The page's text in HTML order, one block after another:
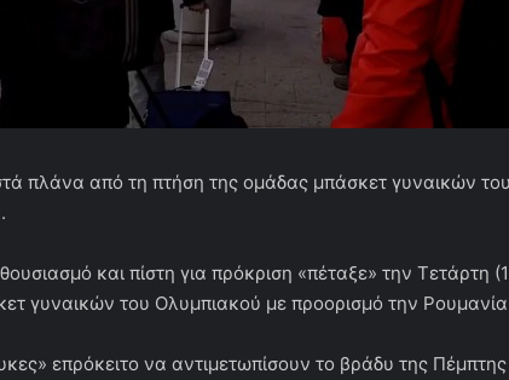
πλάνα από τη πτήση της ομάδας μπάσκετ γυναικών
και πίστη για πρόκριση «πέταξε» την Τετάρτη
γυναικών του Ολυμπιακού με προορισμό την Ρουμανία
επρόκειτο να αντιμετωπίσουν το βράδυ της